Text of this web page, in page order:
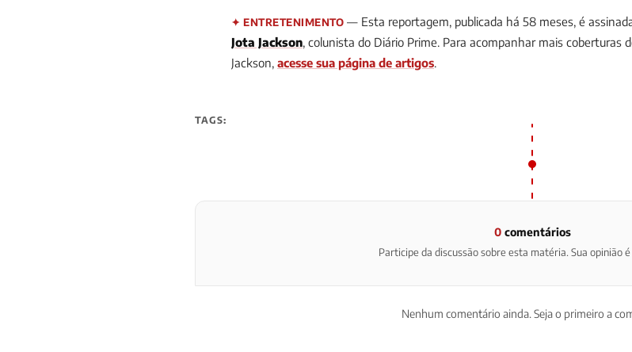
✦ ENTRETENIMENTO — Esta reportagem, publicada há 58 meses, é
Jota Jackson, colunista do Diário Prime. Para acompanhar mais coberturas
Jackson, acesse sua página de artigos.
TAGS:
0comentários
Participe da discussão sobre esta matéria. Sua opinião
Nenhum comentário ainda. Seja o primeiro a